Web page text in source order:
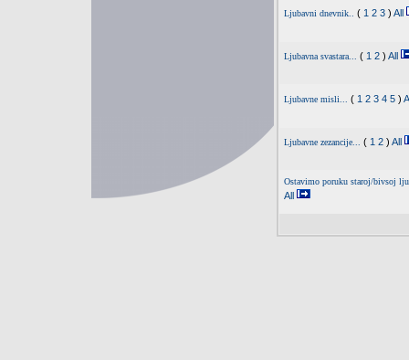
Ljubavni dnevnik.. ( 1 2 3 ) All
Ljubavna svastara... ( 1 2 ) All
Ljubavne misli... ( 1 2 3 4 5 )
Ljubavne zezancije... ( 1 2 ) All
Ostavimo poruku staroj/bivsoj
All